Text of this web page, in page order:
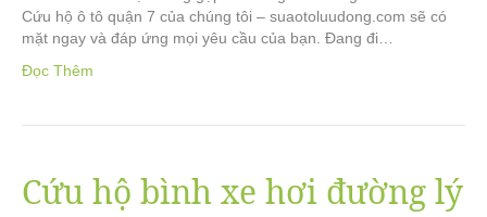
Cứu hộ ô tô quận 7 của chúng tôi – suaotoluudong.com sẽ có
mặt ngay và đáp ứng mọi yêu cầu của bạn. Đang đi…
Đọc Thêm
Cứu hộ bình xe hơi đường lý